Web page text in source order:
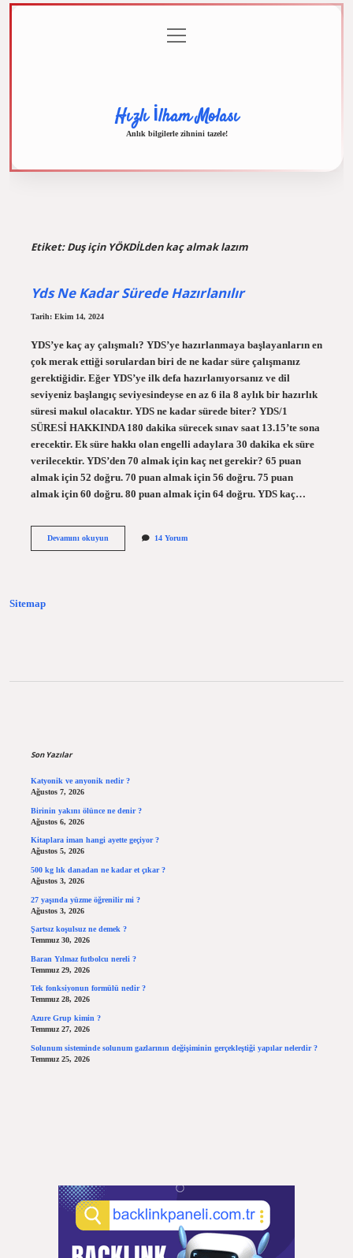
menüyü
aç
Hızlı İlham Molası
Anlık bilgilerle zihnini tazele!
Etiket:Duş için YÖKDİLden kaç almak lazım
Yds Ne Kadar Sürede Hazırlanılır
Tarih: Ekim 14, 2024
YDS’ye kaç ay çalışmalı? YDS’ye hazırlanmaya başlayanların en
çok merak ettiği sorulardan biri de ne kadar süre çalışmanız
gerektiğidir. Eğer YDS’ye ilk defa hazırlanıyorsanız ve dil
seviyeniz başlangıç ​​seviyesindeyse en az 6 ila 8 aylık bir hazırlık
süresi makul olacaktır. YDS ne kadar sürede biter? YDS/1
SÜRESİ HAKKINDA 180 dakika sürecek sınav saat 13.15’te sona
erecektir. Ek süre hakkı olan engelli adaylara 30 dakika ek süre
verilecektir. YDS’den 70 almak için kaç net gerekir? 65 puan
almak için 52 doğru. 70 puan almak için 56 doğru. 75 puan
almak için 60 doğru. 80 puan almak için 64 doğru. YDS kaç…
Devamını okuyunYds
14 Yorum
Sitemap
Son Yazılar
Katyonik ve anyonik nedir ?
Ağustos 7, 2026
Birinin yakını ölünce ne denir ?
Ağustos 6, 2026
Kitaplara iman hangi ayette geçiyor ?
Ağustos 5, 2026
500 kg lık danadan ne kadar et çıkar ?
Ağustos 3, 2026
27 yaşında yüzme öğrenilir mi ?
Ağustos 3, 2026
Şartsız koşulsuz ne demek ?
Temmuz 30, 2026
Baran Yılmaz futbolcu nereli ?
Temmuz 29, 2026
Tek fonksiyonun formülü nedir ?
Temmuz 28, 2026
Azure Grup kimin ?
Temmuz 27, 2026
Solunum sisteminde solunum gazlarının değişiminin gerçekleştiği yapılar nelerdir ?
Temmuz 25, 2026